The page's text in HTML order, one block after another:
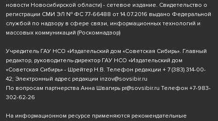
новости Новосибирской области) - сетевое издание. Свидетельство о
регистрации СМИ ЭЛ № ФС 77-66488 от 14.07.2016 выдано Федеральной
службой по надзору в сфере связи, информационных технологий и
массовых коммуникаций (Роскомнадзор)
Учредитель ГАУ НСО «Издательский дом «Советская Сибирь». Главный
редактор, руководитель-директор ГАУ НСО «Издательский дом
«Советская Сибирь» - Шрейтер Н.В. Телефон редакции + 7 (383) 314-00-
42; Электронный адрес редакции inzov@sovsibir.ru
По вопросам партнерства Анна Швагирь pr@sovsibir.ru Телефон +7-983-
302-62-26
На информационном ресурсе применяются рекомендательные